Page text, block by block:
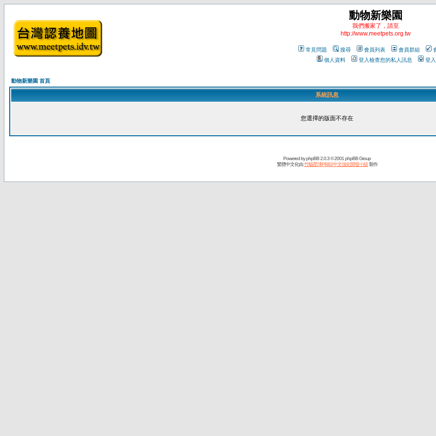
動物新樂園
我們搬家了，請至
http://www.meetpets.org.tw
常見問題 搜尋 會員列表 會員群組
個人資料
登入檢查您的私人訊息 登入
動物新樂園 首頁
系統訊息
您選擇的版面不存在
Powered byphpBB2.0.3 © 2001 phpBB Group
繁體中文化由竹貓星球PBB2中文強化開發小組製作